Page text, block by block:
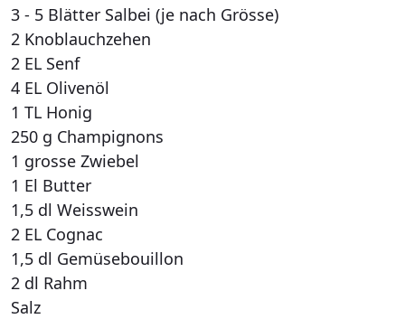
3 - 5 Blätter Salbei (je nach Grösse)
2 Knoblauchzehen
2 EL Senf
4 EL Olivenöl
1 TL Honig
250 g Champignons
1 grosse Zwiebel
1 El Butter
1,5 dl Weisswein
2 EL Cognac
1,5 dl Gemüsebouillon
2 dl Rahm
Salz